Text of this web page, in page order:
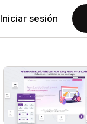
Iniciar sesión